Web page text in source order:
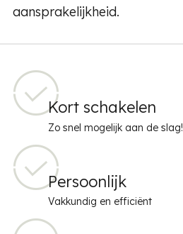
aansprakelijkheid.
Kort schakelen
Zo snel mogelijk aan de slag!
Persoonlijk
Vakkundig en efficiënt